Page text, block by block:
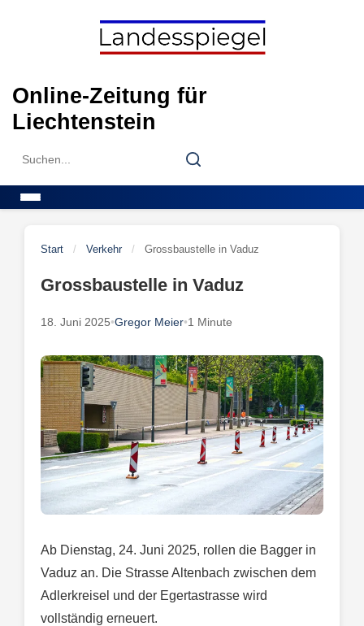
Online-Zeitung für
Liechtenstein
Search
Search
Start / Verkehr / Grossbaustelle in Vaduz
Grossbaustelle in Vaduz
18. Juni 2025•Gregor Meier•1 Minute
Ab Dienstag, 24. Juni 2025, rollen die Bagger in
Vaduz an. Die Strasse Altenbach zwischen dem
Adlerkreisel und der Egertastrasse wird
vollständig erneuert.